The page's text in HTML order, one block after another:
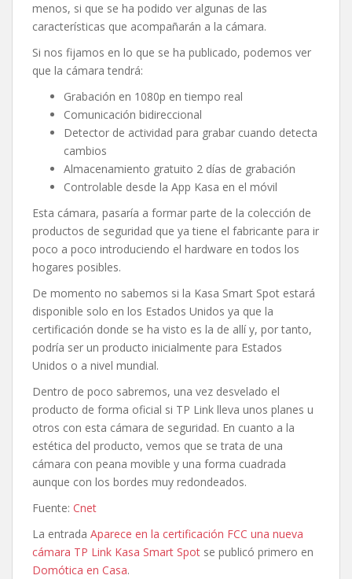
menos, si que se ha podido ver algunas de las
características que acompañarán a la cámara.
Si nos fijamos en lo que se ha publicado, podemos ver
que la cámara tendrá:
Grabación en 1080p en tiempo real
Comunicación bidireccional
Detector de actividad para grabar cuando detecta
cambios
Almacenamiento gratuito 2 días de grabación
Controlable desde la App Kasa en el móvil
Esta cámara, pasaría a formar parte de la colección de
productos de seguridad que ya tiene el fabricante para ir
poco a poco introduciendo el hardware en todos los
hogares posibles.
De momento no sabemos si la Kasa Smart Spot estará
disponible solo en los Estados Unidos ya que la
certificación donde se ha visto es la de allí y, por tanto,
podría ser un producto inicialmente para Estados
Unidos o a nivel mundial.
Dentro de poco sabremos, una vez desvelado el
producto de forma oficial si TP Link lleva unos planes u
otros con esta cámara de seguridad. En cuanto a la
estética del producto, vemos que se trata de una
cámara con peana movible y una forma cuadrada
aunque con los bordes muy redondeados.
Fuente: Cnet
La entrada Aparece en la certificación FCC una nueva
cámara TP Link Kasa Smart Spot se publicó primero en
Domótica en Casa.